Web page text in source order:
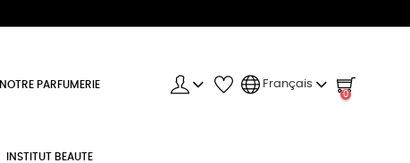
NOTRE PARFUMERIE
INSTITUT BEAUTE
Français
0